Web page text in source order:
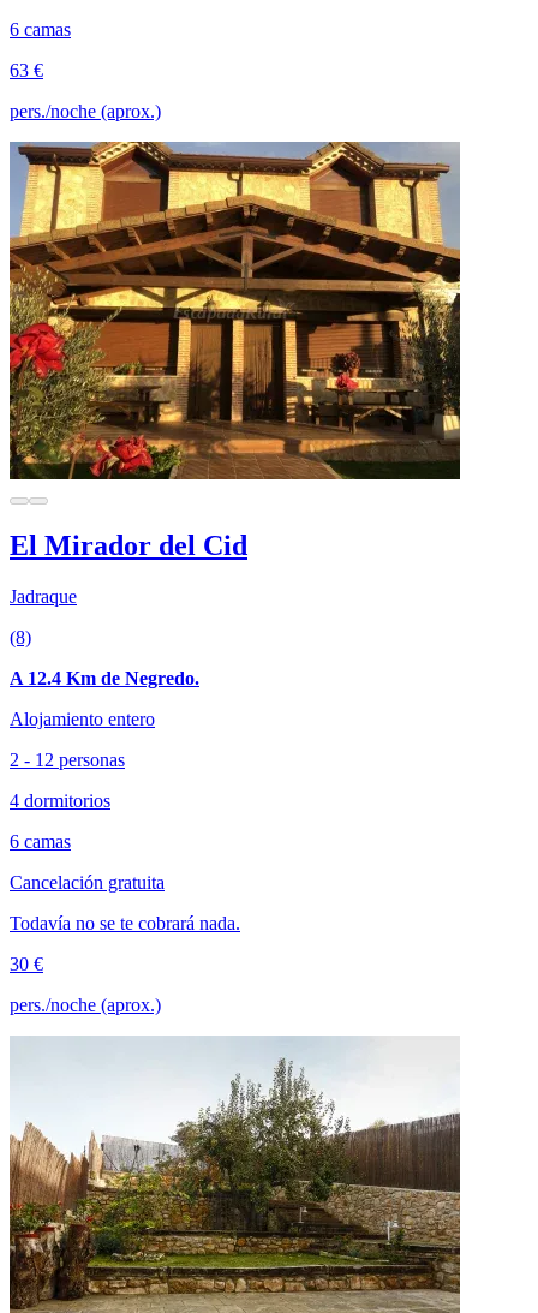
6 camas
63 €
pers./noche (aprox.)
El Mirador del Cid
Jadraque
(8)
A 12.4 Km de Negredo.
Alojamiento entero
2 - 12 personas
4 dormitorios
6 camas
Cancelación gratuita
Todavía no se te cobrará nada.
30 €
pers./noche (aprox.)